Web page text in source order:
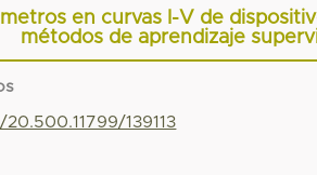
en curvas I-V de
métodos de aprendizaje
139113